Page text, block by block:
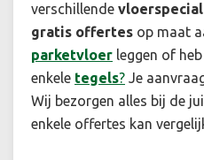
verschillende
gratis offertes op maat
parketvloer leggen of
enkele tegels? Je
Wij bezorgen alles bij de
enkele offertes kan